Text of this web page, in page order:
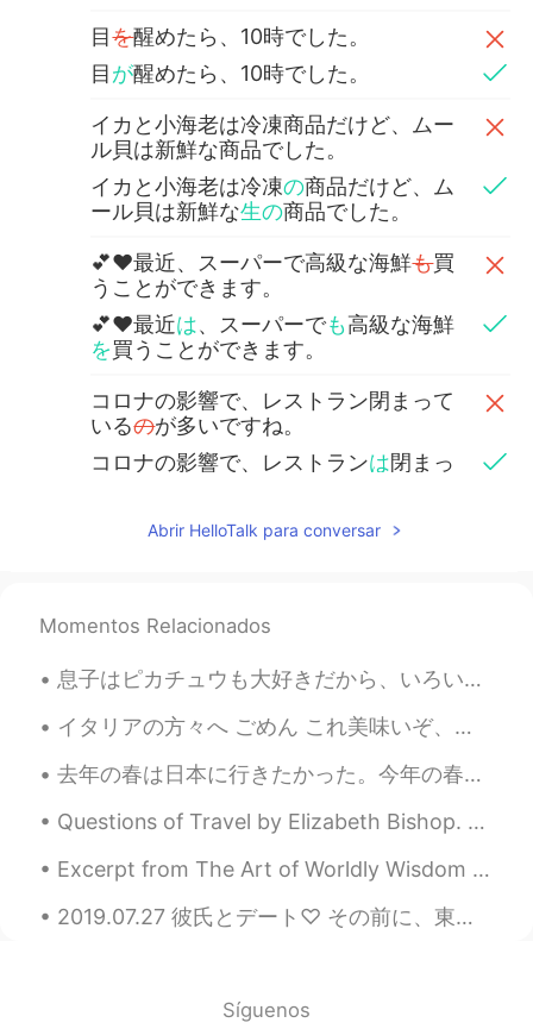
目を醒めたら、10時でした。
目が醒めたら、10時でした。
イカと小海老は冷凍商品だけど、ムー
ル貝は新鮮な商品でした。
イカと小海老は冷凍の商品だけど、ム
ール貝は新鮮な生の商品でした。
💕❤最近、スーパーで高級な海鮮も買
うことができます。
💕❤最近は、スーパーでも高級な海鮮
を買うことができます。
コロナの影響で、レストラン閉まって
いるのが多いですね。
コロナの影響で、レストランは閉まっ
しばらく外食行かないので、明日は蟹
は蟹🦀も買いたいです。
ようこ葉子YOKO 2021.04.28 13:33
JP EN
茶を作りました。
免疫力アップをするために、フルーツ
を作りました。
ンフルーツと紅茶と 一緒に飲むと、と
ンフルーツと紅茶を一緒に飲むと、と
Abrir HelloTalk para conversar
Momentos Relacionados
息子はピカチュウも大好きだから、いろいろなピカチュウの商品が持っています My son loves Pikachū, so he has various Pikachū merchandise....
イタリアの方々へ ごめん これ美味いぞ、やっぱり。 To the good people of Italy, I’m sorry, But this is actually really go...
去年の春は日本に行きたかった。今年の春は、またできなかった。😿 ラスベガスに行った時ホテルの中には植物園があります！美しいお花を見ました！✨💐🌷🌹桜のような木も見たけど、近づいたとき、本物じゃな...
Questions of Travel by Elizabeth Bishop. Part 5 of 5. 'Is it lack of imagination that makes us ...
Excerpt from The Art of Worldly Wisdom by Baltasar Gracián. cxcii Peaceful Life, a long Life. T...
2019.07.27 彼氏とデート♡ その前に、東京へのチケットを買いに行った〜 三日間ぐらい東京にいるけど、まだ予定作ってない、、 おすすめな場所やイベントがあれば教えてください！！ あと...
Síguenos